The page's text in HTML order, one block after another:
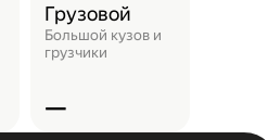
Грузовой
Большой кузов и
грузчики
—